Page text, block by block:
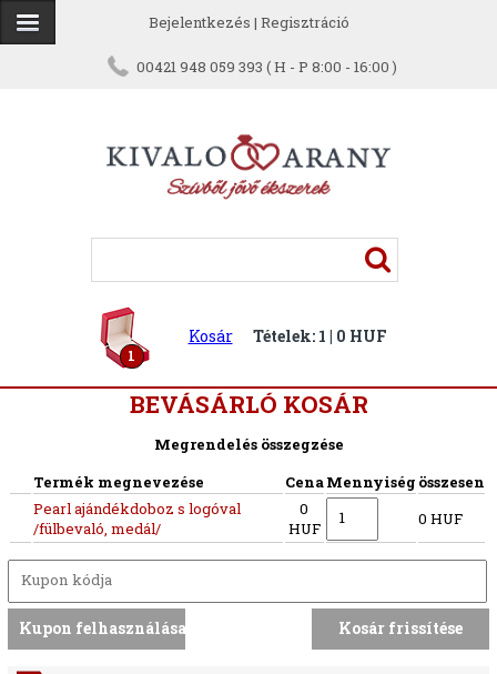
Bejelentkezés | Regisztráció
00421 948 059 393 ( H - P 8:00 - 16:00 )
1
Kosár Tételek: 1 | 0 HUF
BEVÁSÁRLÓ KOSÁR
Megrendelés összegzése
Termék megnevezése
CenaMennyiség összesen
Pearl ajándékdoboz s logóval
/fülbevaló, medál/
0
HUF
0 HUF